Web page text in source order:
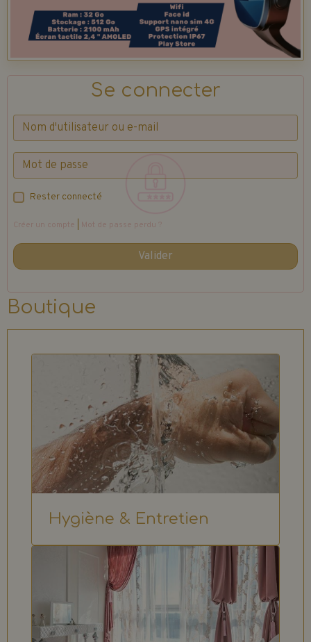
Se connecter
Rester connecté
Créer un compte Mot de passe perdu ?
Valider
Boutique
Hygiène & Entretien